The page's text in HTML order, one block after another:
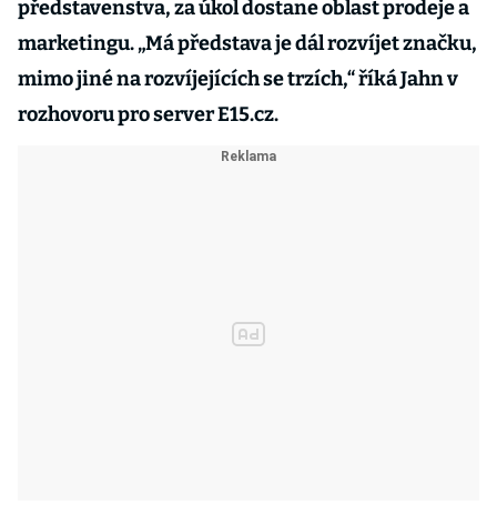
představenstva, za úkol dostane oblast prodeje a
marketingu. „Má představa je dál rozvíjet značku,
mimo jiné na rozvíjejících se trzích,“ říká Jahn v
rozhovoru pro server E15.cz.